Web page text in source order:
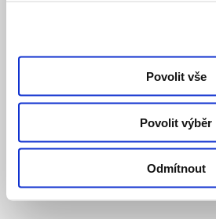
Povolit vše
Povolit výběr
Odmítnout